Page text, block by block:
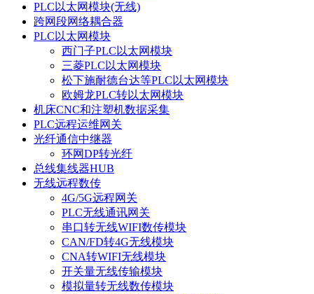
PLC以太网模块(无线)
跨网段网络耦合器
PLC以太网模块
西门子PLC以太网模块
三菱PLC以太网模块
松下施耐德台达等PLC以太网模块
欧姆龙PLC转以太网模块
机床CNC和注塑机数据采集
PLC远程运维网关
光纤通信中继器
环网DP转光纤
总线集线器HUB
无线远程数传
4G/5G远程网关
PLC无线通讯网关
串口转无线WIFI数传模块
CAN/FD转4G无线模块
CNA转WIFI无线模块
开关量无线传输模块
模拟量转无线数传模块